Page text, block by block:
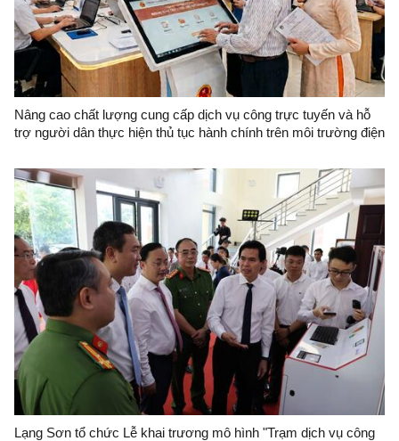
Nâng cao chất lượng cung cấp dịch vụ công trực tuyến và hỗ
trợ người dân thực hiện thủ tục hành chính trên môi trường điện
Lạng Sơn tổ chức Lễ khai trương mô hình "Trạm dịch vụ công